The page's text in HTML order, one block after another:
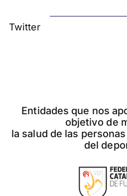
Twitter
Entidades que nos
objetivo de
la salud de las
del